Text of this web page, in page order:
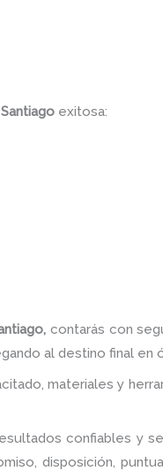
exitosa:
contarás con
al destino final en
materiales y
confiables y
disposición,